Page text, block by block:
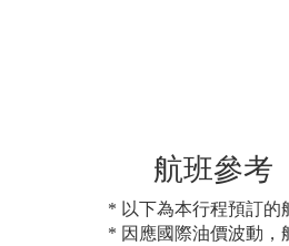
航班參考
* 以下為本行程預訂的
* 因應國際油價波動，